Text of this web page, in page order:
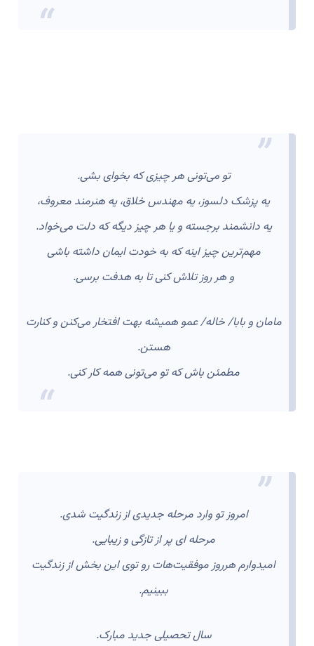
تو می‌تونی هر چیزی که بخوای بشی.
یه پزشک دلسوز، یه مهندس خلاق، یه هنرمند معروف،
یه دانشمند برجسته و یا هر چیز دیگه که دلت می‌خواد.
مهم‌ترین چیز اینه که به خودت ایمان داشته باشی
و هر روز تلاش کنی تا به هدفت برسی.
مامان و بابا/ خاله/ عمو همیشه بهت افتخار می‌کنن و کنارت
هستن.
مطمئن باش که تو می‌تونی همه کار کنی.
امروز تو وارد مرحله جدیدی از زندگیت شدی.
مرحله ای پر از تازگی و زیبایی.
امیدوارم هرروز موفقیت‌هات رو توی این بخش از زندگیت
ببینیم.
سال تحصیلی جدید مبارک.